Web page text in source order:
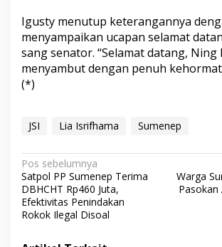
Igusty menutup keterangannya
menyampaikan ucapan selamat
sang senator. “Selamat datang, Ning
menyambut dengan penuh
(*)
JSI Lia Isrifhama Sumenep
N
a
v
i
Pos sebelumnya
Satpol PP Sumenep Terima
DBHCHT Rp460 Juta,
Efektivitas Penindakan
Rokok Ilegal Disoal
Warga
Pasokan